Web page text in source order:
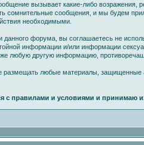
вызывает какие-либо возражения,
сомнительные сообщения, и мы будем
необходимыми.
данного форума, вы соглашаетесь не
информации и/или информации
любую другую информацию,
размещать любые материалы, защищенные
с правилами и условиями и принимаю